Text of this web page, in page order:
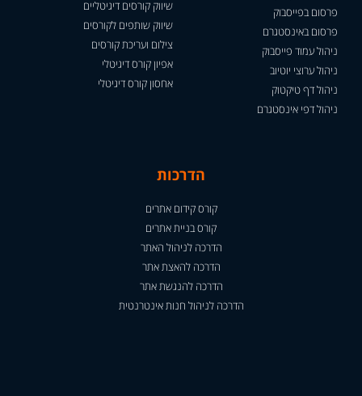
פרסום בפייסבוק
פרסום באינסטגרם
ניהול עמוד פייסבוק
ניהול ערוצי יוטיוב
ניהול דף טיקטוק
ניהול דפי אינסטגרם
שיווק קורסים דיגיטליים
שיווק שותפים לקורסים
צילום ועריכת קורסים
אפיון קורס דיגיטלי
אחסון קורס דיגיטלי
הדרכות
קורס קידום אתרים
קורס בניית אתרים
הדרכה לניהול האתר
הדרכה להאצת אתר
הדרכה להנגשת אתר
הדרכה לניהול חנות אינטרנטית